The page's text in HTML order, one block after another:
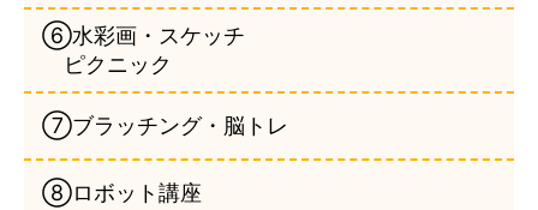
⑥水彩画・スケッチ
ピクニック
⑦ブラッチング・脳トレ
⑧ロボット講座